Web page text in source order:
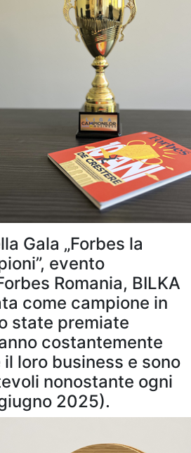
Gala „Forbes la
evento
Romania, BILKA
come campione in
state premiate
costantemente
loro business e sono
nonostante ogni
2025).